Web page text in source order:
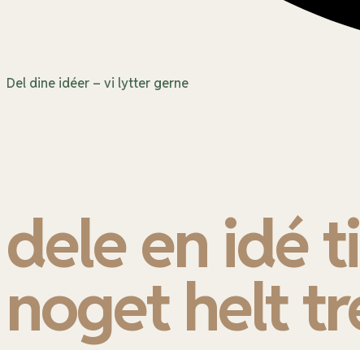
Del dine idéer – vi lytter gerne
dele en idé
noget helt